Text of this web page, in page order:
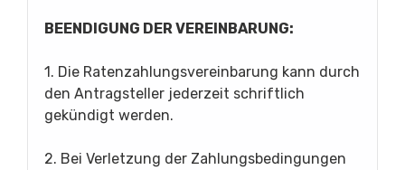
BEENDIGUNG DER VEREINBARUNG:
1. Die Ratenzahlungsvereinbarung kann durch
den Antragsteller jederzeit schriftlich
gekündigt werden.
2. Bei Verletzung der Zahlungsbedingungen